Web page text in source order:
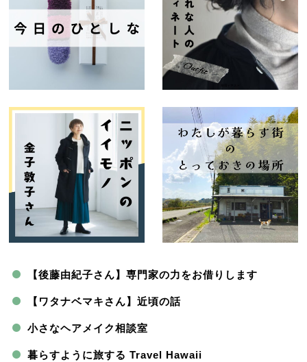
【後藤由紀子さん】専門家の力をお借りします
【ワタナベマキさん】近頃の話
小さなヘアメイク相談室
暮らすように旅する Travel Hawaii